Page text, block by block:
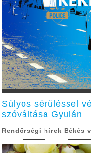
Súlyos sérüléssel
szóváltása Gyulán
Rendőrségi hírek Békés